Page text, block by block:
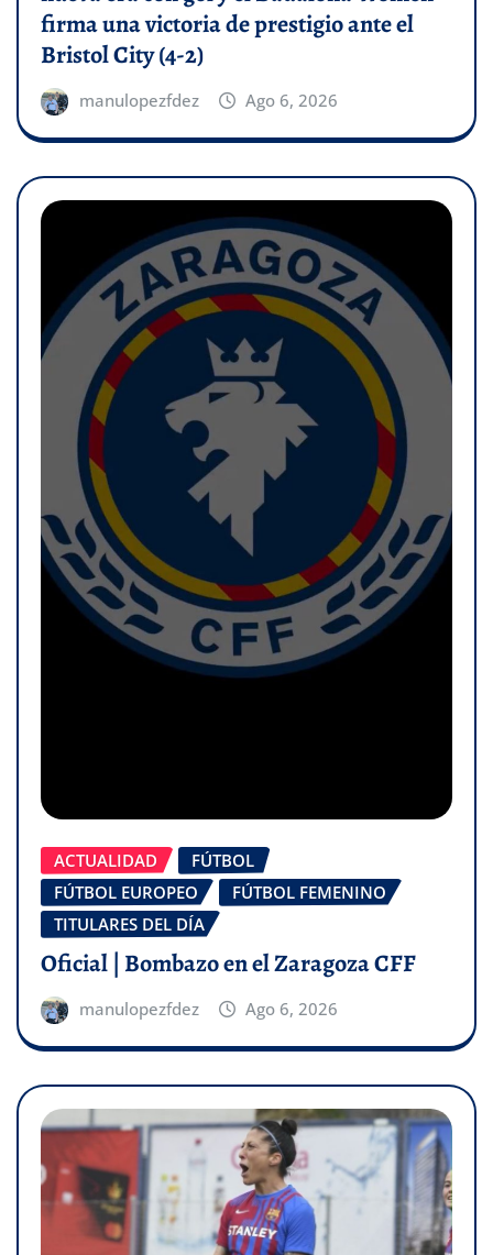
firma una victoria de prestigio ante el
Bristol City (4-2)
manulopezfdez Ago 6, 2026
ACTUALIDAD
FÚTBOL
FÚTBOL EUROPEO
FÚTBOL FEMENINO
TITULARES DEL DÍA
Oficial | Bombazo en el Zaragoza CFF
manulopezfdez Ago 6, 2026